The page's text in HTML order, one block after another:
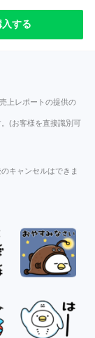
入する
上レポートの提供の
(お客様を直接識別可
キャンセルはできま